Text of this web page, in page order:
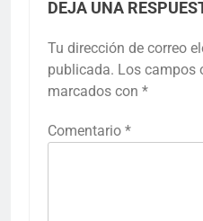
DEJA UNA
Tu dirección de correo
publicada. Los campos
marcados con *
Comentario *